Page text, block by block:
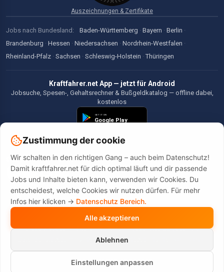
Auszeichnungen & Zertifikate
Jobs nach Bundesland: Baden-Württemberg · Bayern · Berlin ·
Brandenburg · Hessen · Niedersachsen · Nordrhein-Westfalen ·
Rheinland-Pfalz · Sachsen · Schleswig-Holstein · Thüringen
Kraftfahrer.net App — jetzt für Android
Jobsuche, Spesen-, Gehaltsrechner & Bußgeldkatalog — offline dabei,
kostenlos
©2026 Kraftfahrer.net. Alle Rechte vorbehalten.
Diese Website wird durch reCAPTCHA geschützt. Es gelten die
undNutzungsbedingungen
Zustimmung der cookie
Wir schalten in den richtigen Gang – auch beim Datenschutz!
Damit kraftfahrer.net für dich optimal läuft und dir passende
Jobs und Inhalte bieten kann, verwenden wir Cookies. Du
entscheidest, welche Cookies wir nutzen dürfen. Für mehr
Infos hier klicken -> Datenschutz Bereich.
Alle akzeptieren
Ablehnen
Einstellungen anpassen